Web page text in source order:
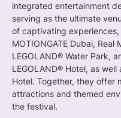
integrated entertainment
serving as the ultimate
of captivating
MOTIONGATE Dubai, Real
LEGOLAND® Water Park,
LEGOLAND® Hotel, as well
Hotel. Together, they offer
attractions and themed
the festival.